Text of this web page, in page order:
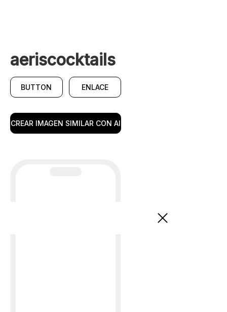
aeriscocktails
BUTTON ENLACE
CREAR IMAGEN SIMILAR CON AI